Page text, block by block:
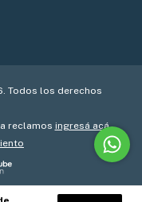
Todos los derechos
reclamos ingresá acá.